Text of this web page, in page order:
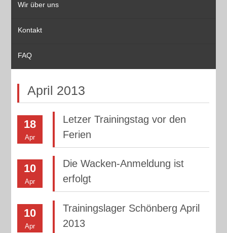
Wir über uns
Kontakt
FAQ
April 2013
18
Apr
Letzer Trainingstag vor den
Ferien
10
Apr
Die Wacken-Anmeldung ist
erfolgt
10
Apr
Trainingslager Schönberg April
2013